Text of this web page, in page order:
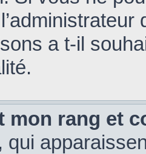
a t-il
mon rang et
qui